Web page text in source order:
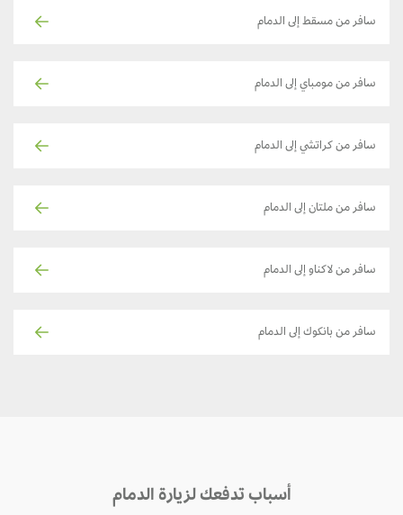
سافر من مسقط إلى الدمام
سافر من مومباي إلى الدمام
سافر من كراتشي إلى الدمام
سافر من ملتان إلى الدمام
سافر من لاكناو إلى الدمام
سافر من بانكوك إلى الدمام
أسباب تدفعك لزيارة الدمام